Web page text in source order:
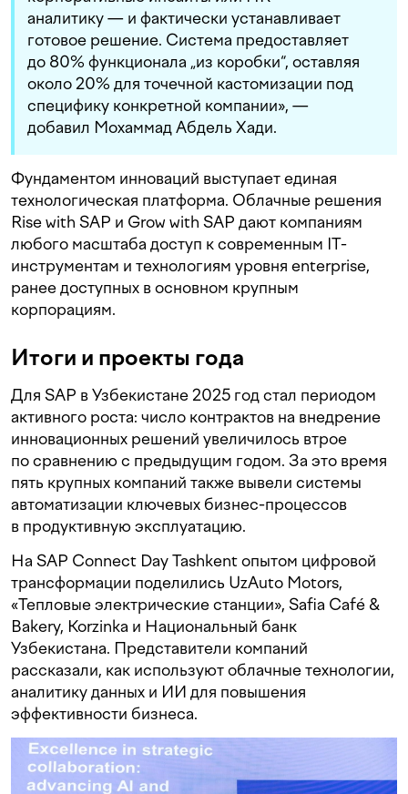
аналитику — и фактически устанавливает
готовое решение. Система предоставляет
до 80% функционала „из коробки“, оставляя
около 20% для точечной кастомизации под
специфику конкретной компании», —
добавил Мохаммад Абдель Хади.
Фундаментом инноваций выступает единая
технологическая платформа. Облачные решения
Rise with SAP и Grow with SAP дают компаниям
любого масштаба доступ к современным IT-
инструментам и технологиям уровня enterprise,
ранее доступных в основном крупным
корпорациям.
Итоги и проекты года
Для SAP в Узбекистане 2025 год стал периодом
активного роста: число контрактов на внедрение
инновационных решений увеличилось втрое
по сравнению с предыдущим годом. За это время
пять крупных компаний также вывели системы
автоматизации ключевых бизнес-процессов
в продуктивную эксплуатацию.
На SAP Connect Day Tashkent опытом цифровой
трансформации поделились UzAuto Motors,
«Тепловые электрические станции», Safia Café &
Bakery, Korzinka и Национальный банк
Узбекистана. Представители компаний
рассказали, как используют облачные технологии,
аналитику данных и ИИ для повышения
эффективности бизнеса.